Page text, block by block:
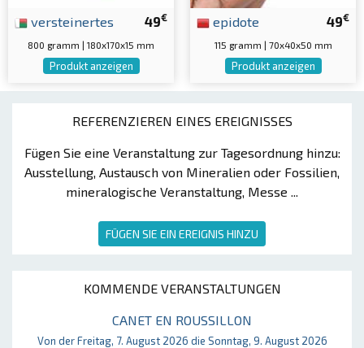
REFERENZIEREN EINES EREIGNISSES
Fügen Sie eine Veranstaltung zur Tagesordnung hinzu:
Ausstellung, Austausch von Mineralien oder Fossilien,
mineralogische Veranstaltung, Messe ...
FÜGEN SIE EIN EREIGNIS HINZU
KOMMENDE VERANSTALTUNGEN
CANET EN ROUSSILLON
Von der Freitag, 7. August 2026 die Sonntag, 9. August 2026
49€
versteinertes
800 gramm | 180x170x15 mm
Produkt anzeigen
49€
epidote
115 gramm | 70x40x50 mm
Produkt anzeigen